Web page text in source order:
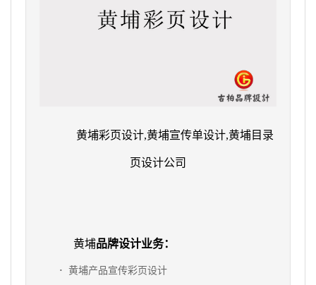
黄埔彩页设计,黄埔宣传单设计,黄埔目录
页设计公司
黄埔品牌设计业务：
· 黄埔产品宣传彩页设计